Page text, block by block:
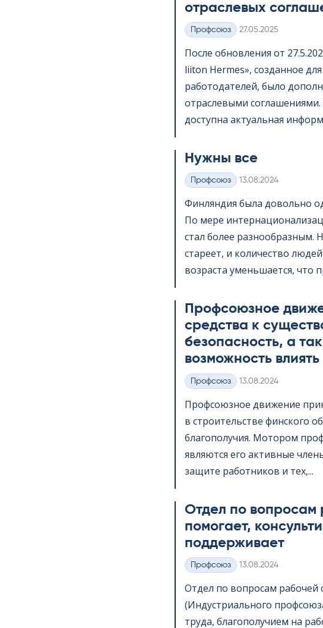
отраслевых
Категории
Профсоюз Kirjoitettu
27.05.2025
После обновления от
lii­ton Her­mes», созданное
работодателей, было
отраслевыми
доступна актуальная
Нужны все
Категории
Профсоюз Kirjoitettu
13.08.2024
Финляндия была довольно
По мере
стал более разнообразным.
стареет, и количество
возраста уменьшается, что
Профсоюзное
средства к
безопасность, а
возможность влиять
Категории
Профсоюз Kirjoitettu
13.08.2024
Профсоюзное движение
в строительстве финского
благополучия. Мотором
являются его активные
защите работников и тех,...
Отдел по вопросам
помогает,
поддерживает
Категории
Профсоюз Kirjoitettu
13.08.2024
Отдел по вопросам
(Индустриального
труда, благополучием на